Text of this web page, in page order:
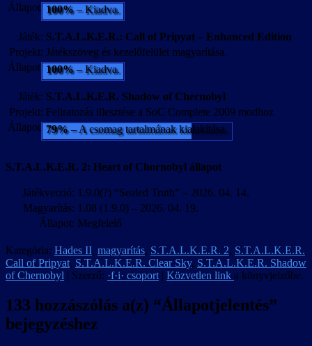
Állapot: 100%– Kiadva.
Játék: S.T.A.L.K.E.R.: Call of Pripyat – Enhanced Edition
Projekt: Játékszöveg és kezelőfelület magyarítása.
Állapot: 100%– Kiadva.
Játék: S.T.A.L.K.E.R. Shadow of Chernobyl
Projekt: Feliratozás illesztése a SoC Complete 2009 modhoz
Állapot: 79%– A csomag tartalmának kialakítása.
S.T.A.L.K.E.R. 2: Heart of Chornobyl állapot
Játékverzió: 1.9.0(?) “Sealed Truth” – 2026. 04. 14.
Magyarítás: 1.08 (1.9.0) – 2026. 04. 19.
Állapot: Megfelelő
Kategória: Hades II, magyarítás, S.T.A.L.K.E.R. 2, S.T.A.L.K.E.R.
Call of Pripyat, S.T.A.L.K.E.R. Clear Sky, S.T.A.L.K.E.R. Shadow
of Chernobyl | Szerző: ·f·i· csoport | Közvetlen link a könyvjelzőbe.
133 hozzászólás a(z) “Állapotjelentés”
bejegyzéshez